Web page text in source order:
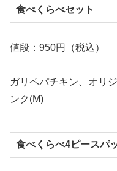
食べくらべセット
値段：950円（税込）
ガリペパチキン、オリ
ンク(M)
食べくらべ4ピースパ